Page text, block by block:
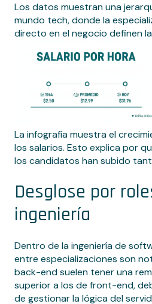
Los datos muestran una
mundo tech, donde la
directo en el negocio definen
La infografía muestra el
los salarios. Esto explica por
los candidatos han subido
Desglose por
ingeniería
Dentro de la ingeniería de
entre especializaciones son
back-end suelen tener una
superior a los de front-end,
de gestionar la lógica del